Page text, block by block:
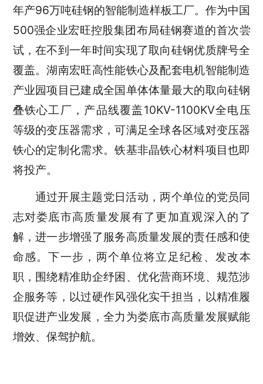
年产96万吨硅钢的智能制造样板工厂。作为中国
500强企业宏旺控股集团布局硅钢赛道的首次尝
试，在不到一年时间实现了取向硅钢优质牌号全
覆盖。湖南宏旺高性能铁心及配套电机智能制造
产业园项目已建成全国单体体量最大的取向硅钢
叠铁心工厂，产品线覆盖10KV-1100KV全电压
等级的变压器需求，可满足全球各区域对变压器
铁心的定制化需求。铁基非晶铁心材料项目也即
将投产。
通过开展主题党日活动，两个单位的党员同
志对娄底市高质量发展有了更加直观深入的了
解，进一步增强了服务高质量发展的责任感和使
命感。下一步，两个单位将立足纪检、发改本
职，围绕精准助企纾困、优化营商环境、规范涉
企服务等，以过硬作风强化实干担当，以精准履
职促进产业发展，全力为娄底市高质量发展赋能
增效、保驾护航。